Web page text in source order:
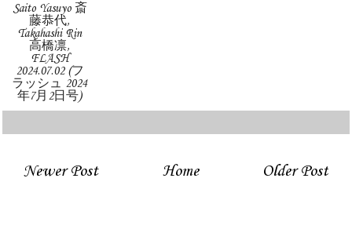
Saito Yasuyo 斎
藤恭代,
Takahashi Rin
高橋凛,
FLASH
2024.07.02 (フ
ラッシュ 2024
年7月2日号)
Newer Post Older Post
Home